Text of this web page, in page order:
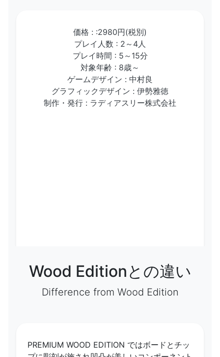
価格 : :2980円(税別)
プレイ人数 : 2～4人
プレイ時間 : 5～15分
対象年齢 : 8歳～
ゲームデザイン : 中村良
グラフィックデザイン : 伊勢雅徳
制作・発行 : ラディアスリー株式会社
Wood Editionとの違い
Difference from Wood Edition
PREMIUM WOOD EDITION ではボードとチッ